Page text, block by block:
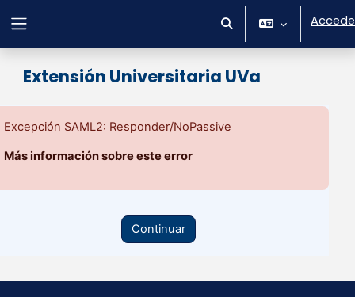
Selector de búsqueda
Extensión Universitaria UVa
Excepción SAML2: Responder/NoPassive
Más información sobre este error
Continuar